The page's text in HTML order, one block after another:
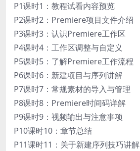
P1课时1：教程试看内容预览
P2课时2：Premiere项目文件介绍
P3课时3：认识Premiere工作区
P4课时4：工作区调整与自定义
P5课时5：了解Premiere工作流程
P6课时6：新建项目与序列讲解
P7课时7：常规素材的导入与管理
P8课时8：Premiere时间码详解
P9课时9：视频输出与注意事项
P10课时10：章节总结
P11课时11：关于新建序列技巧讲解